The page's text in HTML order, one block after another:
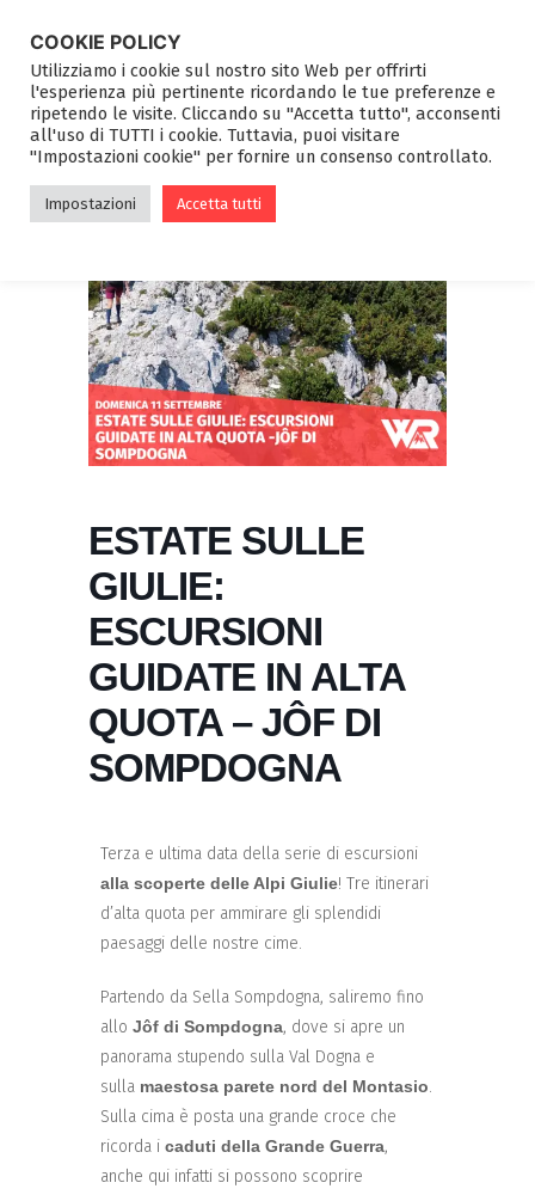
ESTATE SULLE
GIULIE:
ESCURSIONI
GUIDATE IN ALTA
QUOTA – JÔF DI
SOMPDOGNA
Terza e ultima data della serie di escursioni
alla scoperte delle Alpi Giulie! Tre itinerari
d’alta quota per ammirare gli splendidi
paesaggi delle nostre cime.
Partendo da Sella Sompdogna, saliremo fino
allo Jôf di Sompdogna, dove si apre un
panorama stupendo sulla Val Dogna e
sulla maestosa parete nord del Montasio.
Sulla cima è posta una grande croce che
ricorda i caduti della Grande Guerra,
anche qui infatti si possono scoprire
COOKIE POLICY
Utilizziamo i cookie sul nostro sito Web per offrirti
l'esperienza più pertinente ricordando le tue preferenze e
ripetendo le visite. Cliccando su "Accetta tutto", acconsenti
all'uso di TUTTI i cookie. Tuttavia, puoi visitare
"Impostazioni cookie" per fornire un consenso controllato.
Impostazioni Accetta tutti